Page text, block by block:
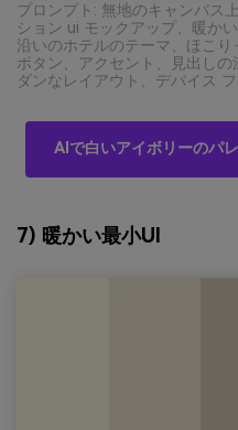
プロンプト: 無地のキャンバス
ション ui モックアップ、暖か
沿いのホテルのテーマ、ほこり
ボタン、アクセント、見出し
ダンなレイアウト、デバイス
AIで白いアイボリーのパ
7) 暖かい最小UI